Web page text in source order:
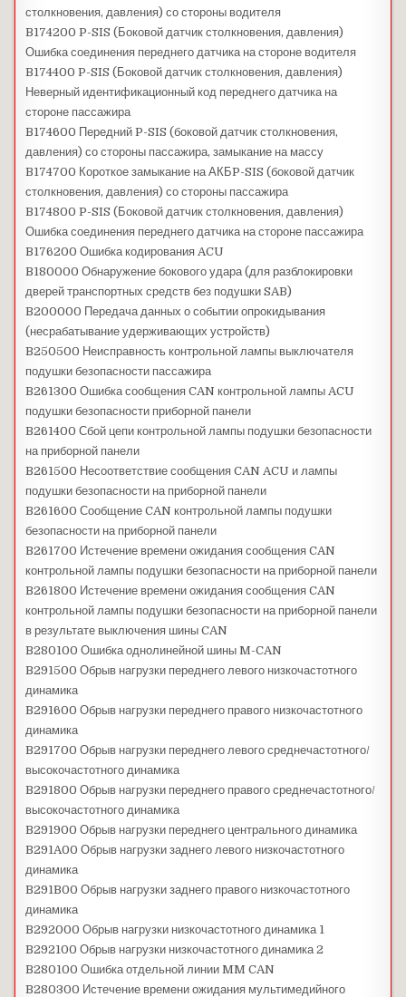
столкновения, давления) со стороны водителя
B174200 P-SIS (Боковой датчик столкновения, давления)
Ошибка соединения переднего датчика на стороне водителя
B174400 P-SIS (Боковой датчик столкновения, давления)
Неверный идентификационный код переднего датчика на
стороне пассажира
B174600 Передний P-SIS (боковой датчик столкновения,
давления) со стороны пассажира, замыкание на массу
B174700 Короткое замыкание на АКБP-SIS (боковой датчик
столкновения, давления) со стороны пассажира
B174800 P-SIS (Боковой датчик столкновения, давления)
Ошибка соединения переднего датчика на стороне пассажира
B176200 Ошибка кодирования ACU
B180000 Обнаружение бокового удара (для разблокировки
дверей транспортных средств без подушки SAB)
B200000 Передача данных о событии опрокидывания
(несрабатывание удерживающих устройств)
B250500 Неисправность контрольной лампы выключателя
подушки безопасности пассажира
B261300 Ошибка сообщения CAN контрольной лампы ACU
подушки безопасности приборной панели
B261400 Сбой цепи контрольной лампы подушки безопасности
на приборной панели
B261500 Несоответствие сообщения CAN ACU и лампы
подушки безопасности на приборной панели
B261600 Сообщение CAN контрольной лампы подушки
безопасности на приборной панели
B261700 Истечение времени ожидания сообщения CAN
контрольной лампы подушки безопасности на приборной панели
B261800 Истечение времени ожидания сообщения CAN
контрольной лампы подушки безопасности на приборной панели
в результате выключения шины CAN
B280100 Ошибка однолинейной шины M-CAN
B291500 Обрыв нагрузки переднего левого низкочастотного
динамика
B291600 Обрыв нагрузки переднего правого низкочастотного
динамика
B291700 Обрыв нагрузки переднего левого среднечастотного/
высокочастотного динамика
B291800 Обрыв нагрузки переднего правого среднечастотного/
высокочастотного динамика
B291900 Обрыв нагрузки переднего центрального динамика
B291A00 Обрыв нагрузки заднего левого низкочастотного
динамика
B291B00 Обрыв нагрузки заднего правого низкочастотного
динамика
B292000 Обрыв нагрузки низкочастотного динамика 1
B292100 Обрыв нагрузки низкочастотного динамика 2
B280100 Ошибка отдельной линии MM CAN
B280300 Истечение времени ожидания мультимедийного